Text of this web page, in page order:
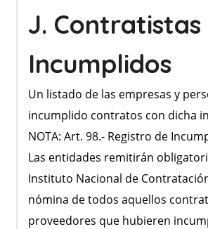
J. Contratistas
Incumplidos
Un listado de las empresas y
incumplido contratos con dicha
NOTA: Art. 98.- Registro de
Las entidades remitirán
Instituto Nacional de
nómina de todos aquellos
proveedores que hubieren